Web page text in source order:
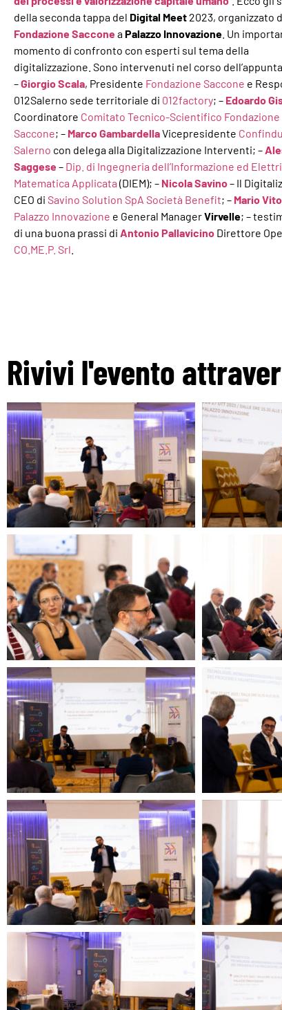
della seconda tappa del Digital Meet 2023, organizzato
Fondazione SacconeaPalazzo Innovazione . Un
momento di confronto con esperti sul tema della
digitalizzazione. Sono intervenuti nel corso
–Giorgio Scala, Presidente Fondazione Saccone e
012Salerno sede territoriale di 012factory; – Edoardo
Coordinatore Comitato Tecnico-Scientifico Fondazione
Saccone; – Marco GambardellaVicepresidente
Salerno con delega alla Digitalizzazione Interventi; –
Saggese– Dip. di Ingegneria dell’Informazione ed
Matematica Applicata (DIEM); – Nicola Savino– Il
CEO di Savino Solution SpA Società Benefit; – Mario
Palazzo Innovazione e General ManagerVirvelle; –
di una buona prassi di Antonio Pallavicino Direttore
CO.ME.P. Srl
Rivivi l'evento